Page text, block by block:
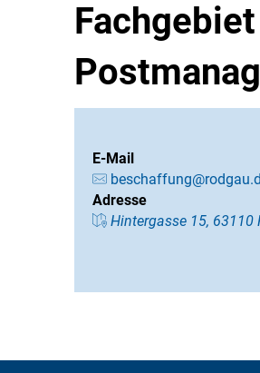
E-Mail
Adresse
Hintergasse 15, 63110